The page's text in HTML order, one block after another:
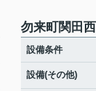
勿来町関田
設備条件
設備(その他)